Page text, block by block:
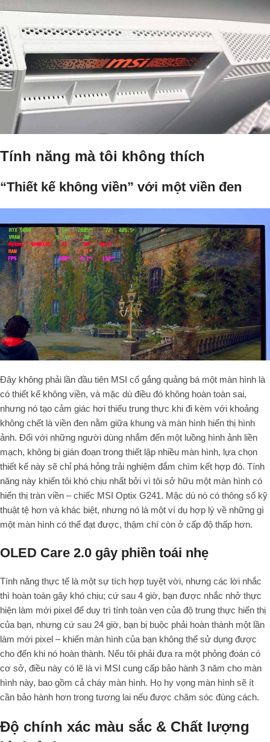
Tính năng mà tôi không thích
“Thiết kế không viền” với một viền đen
Đây không phải lần đầu tiên MSI cố gắng quảng bá một màn hình là
có thiết kế không viền, và mặc dù điều đó không hoàn toàn sai,
nhưng nó tạo cảm giác hơi thiếu trung thực khi đi kèm với khoảng
không chết là viền đen nằm giữa khung và màn hình hiển thị hình
ảnh. Đối với những người dùng nhắm đến một luồng hình ảnh liền
mạch, không bị gián đoạn trong thiết lập nhiều màn hình, lựa chọn
thiết kế này sẽ chỉ phá hỏng trải nghiệm đắm chìm kết hợp đó. Tính
năng này khiến tôi khó chịu nhất bởi vì tôi sở hữu một màn hình có
hiển thị tràn viền – chiếc MSI Optix G241. Mặc dù nó có thông số kỹ
thuật tệ hơn và khác biệt, nhưng nó là một ví dụ hợp lý về những gì
một màn hình có thể đạt được, thậm chí còn ở cấp độ thấp hơn.
OLED Care 2.0 gây phiền toái nhẹ
Tính năng thực tế là một sự tích hợp tuyệt vời, nhưng các lời nhắc
thì hoàn toàn gây khó chịu; cứ sau 4 giờ, bạn được nhắc nhở thực
hiện làm mới pixel để duy trì tính toàn vẹn của độ trung thực hiển thị
của bạn, nhưng cứ sau 24 giờ, bạn bị buộc phải hoàn thành một lần
làm mới pixel – khiến màn hình của bạn không thể sử dụng được
cho đến khi nó hoàn thành. Nếu tôi phải đưa ra một phỏng đoán có
cơ sở, điều này có lẽ là vì MSI cung cấp bảo hành 3 năm cho màn
hình này, bao gồm cả cháy màn hình. Họ hy vọng màn hình sẽ ít
cần bảo hành hơn trong tương lai nếu được chăm sóc đúng cách.
Độ chính xác màu sắc & Chất lượng